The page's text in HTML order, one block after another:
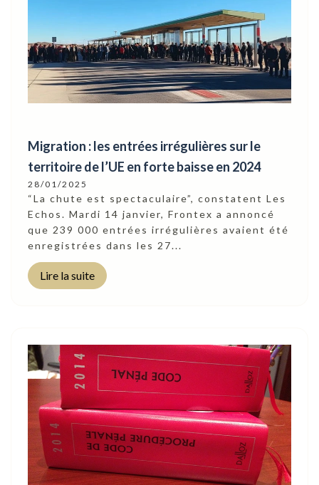
Migration : les entrées irrégulières sur le
territoire de l’UE en forte baisse en 2024
28/01/2025
“La chute est spectaculaire”, constatent Les
Echos. Mardi 14 janvier, Frontex a annoncé
que 239 000 entrées irrégulières avaient été
enregistrées dans les 27...
Lire la suite